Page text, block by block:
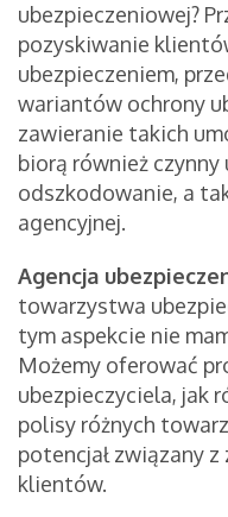
ubezpieczeniowej?
pozyskiwanie
ubezpieczeniem,
wariantów ochrony
zawieranie takich
biorą również czynny
odszkodowanie, a
agencyjnej.
Agencja
towarzystwa
tym aspekcie nie
Możemy oferować
ubezpieczyciela, jak
polisy różnych
potencjał związany
klientów.